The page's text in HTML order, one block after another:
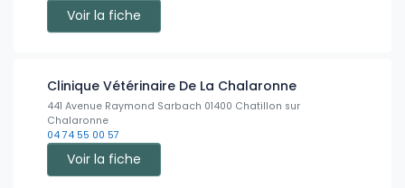
Voir la fiche
Clinique Vétérinaire De La Chalaronne
441 Avenue Raymond Sarbach 01400 Chatillon sur
Chalaronne
04 74 55 00 57
Voir la fiche